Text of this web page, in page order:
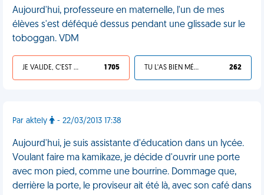
Aujourd'hui, professeure en maternelle, l'un de mes
élèves s'est déféqué dessus pendant une glissade sur le
toboggan. VDM
JE VALIDE, C'EST UNE VDM 1 705 TU L'AS BIEN MÉRITÉ 262
Par aktely - 22/03/2013 17:38
Aujourd'hui, je suis assistante d'éducation dans un lycée.
Voulant faire ma kamikaze, je décide d'ouvrir une porte
avec mon pied, comme une bourrine. Dommage que,
derrière la porte, le proviseur ait été là, avec son café dans